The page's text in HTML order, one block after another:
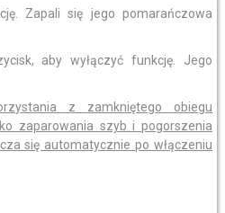
Zapali się jego pomarańczowa
aby wyłączyć funkcję. Jego
z zamkniętego obiegu
zaparowania szyb i pogorszenia
się automatycznie po włączeniu